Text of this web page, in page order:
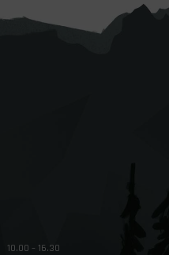
10.00 – 16.30